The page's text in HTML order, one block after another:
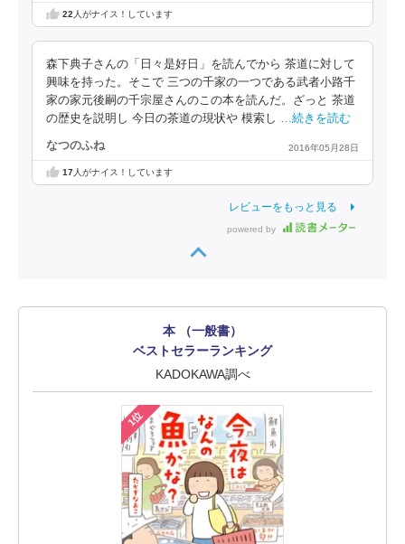
22 人がナイス！しています
森下典子さんの「日々是好日」を読んでから 茶道に対して
興味を持った。そこで 三つの千家の一つである武者小路千
家の家元後嗣の千宗屋さんのこの本を読んだ。ざっと 茶道
の歴史を説明し 今日の茶道の現状や 模索し …続きを読む
なつのふね 2016年05月28日
17人がナイス！しています
レビューをもっと見る
powered by
本 （一般書）
ベストセラーランキング
KADOKAWA調べ
1位